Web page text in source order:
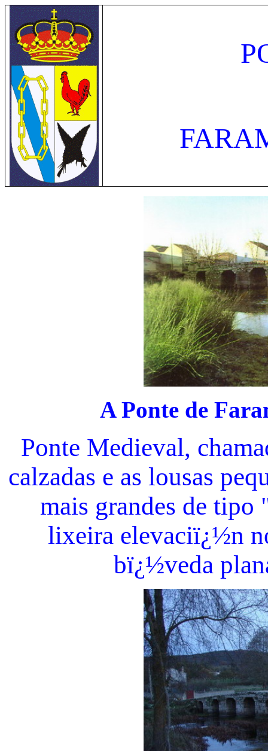
APonte de
Ponte Medieval,
calzadas e as lousas
mais grandes de
lixeira elevaciï¿½n
bï¿½veda